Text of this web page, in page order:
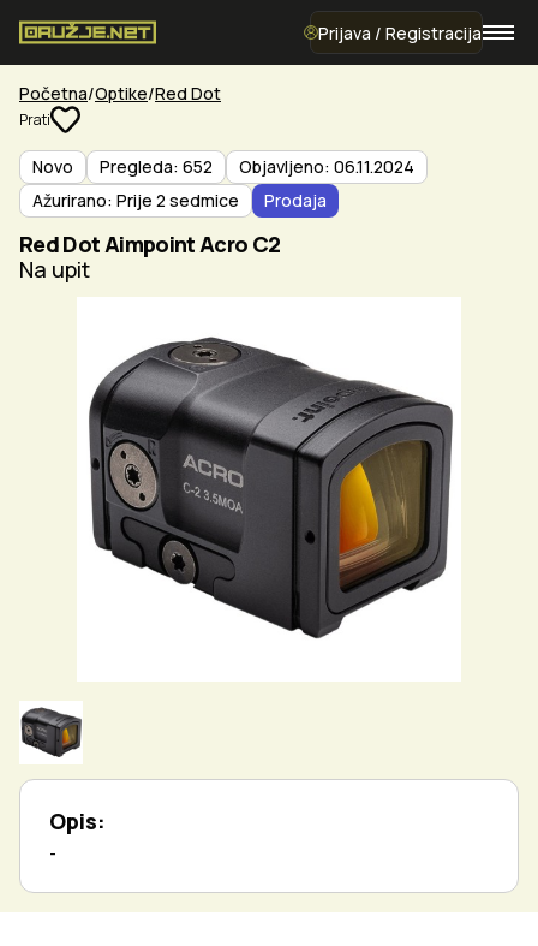
Prijava / Registracija
Početna Optike Red Dot
Prati
Novo Pregleda: 652
Objavljeno: 06.11.2024
Ažurirano: Prije 2 sedmice
Prodaja
Red Dot Aimpoint Acro C2
Na upit
Opis:
-